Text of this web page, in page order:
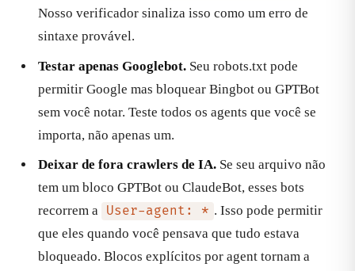
Nosso verificador sinaliza isso como um erro de
sintaxe provável.
Testar apenas Googlebot. Seu robots.txt pode
permitir Google mas bloquear Bingbot ou GPTBot
sem você notar. Teste todos os agents que você se
importa, não apenas um.
Deixar de fora crawlers de IA. Se seu arquivo não
tem um bloco GPTBot ou ClaudeBot, esses bots
recorrem a User-agent: * . Isso pode permitir
que eles quando você pensava que tudo estava
bloqueado. Blocos explícitos por agent tornam a